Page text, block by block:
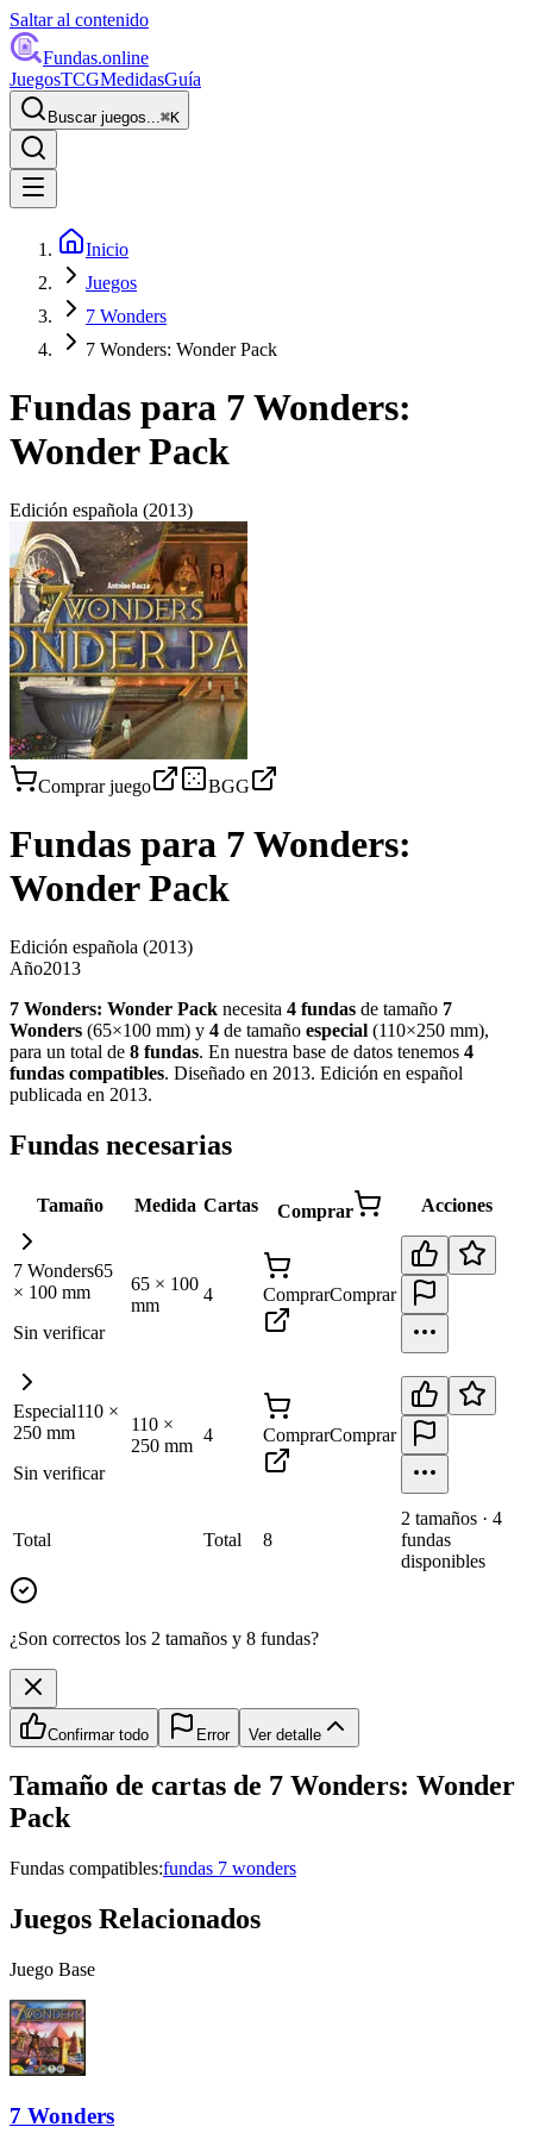
Saltar al contenido
Fundas.online
JuegosTCGMedidasGuía
Buscar juegos...⌘K
Inicio
Juegos
7 Wonders
7 Wonders: Wonder Pack
Fundas para 7 Wonders:
Wonder Pack
Edición española (2013)
Comprar juego BGG
Fundas para 7 Wonders:
Wonder Pack
Edición española (2013)
Año2013
7 Wonders: Wonder Pack necesita 4 fundas de tamaño 7
Wonders (65×100 mm) y 4 de tamaño especial (110×250 mm),
para un total de 8 fundas. En nuestra base de datos tenemos 4
fundas compatibles. Diseñado en 2013. Edición en español
publicada en 2013.
Fundas necesarias
Tamaño Medida Cartas Comprar Acciones
7 Wonders65
× 100 mm
Sin verificar
65 × 100
mm
4 ComprarComprar
Especial110 ×
250 mm
Sin verificar
110 ×
250 mm
4 ComprarComprar
Total Total 8
2 tamaños · 4
fundas
disponibles
¿Son correctos los 2 tamaños y 8 fundas?
Confirmar todo Error Ver detalle
Tamaño de cartas de 7 Wonders: Wonder
Pack
Fundas compatibles:fundas 7 wonders
Juegos Relacionados
Juego Base
7 Wonders